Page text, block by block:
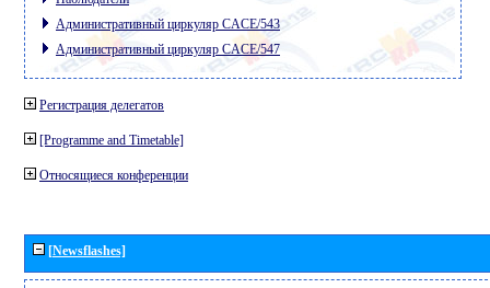
Административный циркуляр CACE/543
Административный циркуляр CACE/547
Регистрация делегатов
[Programme and Timetable]
Относящиеся конференции
[Newsflashes]